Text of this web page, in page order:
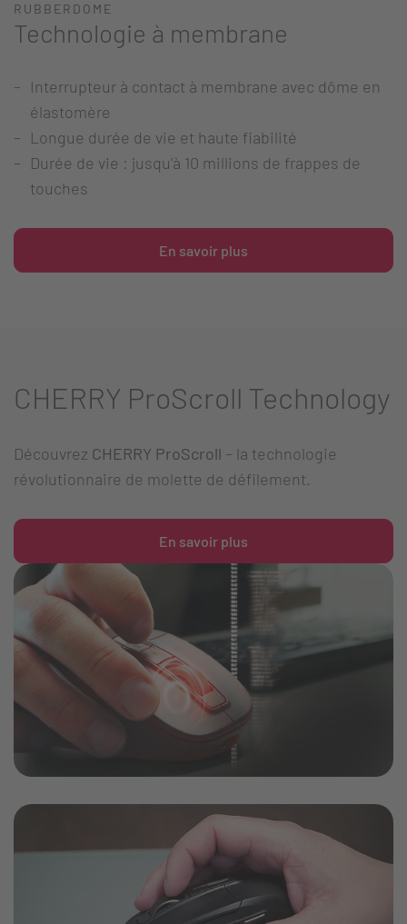
RUBBERDOME
Technologie à membrane
Interrupteur à contact à membrane avec dôme en
élastomère
Longue durée de vie et haute fiabilité
Durée de vie : jusqu'à 10 millions de frappes de
touches
En savoir plus
CHERRY ProScroll Technology
Découvrez CHERRY ProScroll – la technologie
révolutionnaire de molette de défilement.
En savoir plus